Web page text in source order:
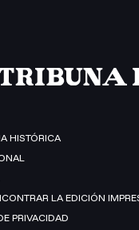
HISTÓRICA
LA EDICIÓN
PRIVACIDAD